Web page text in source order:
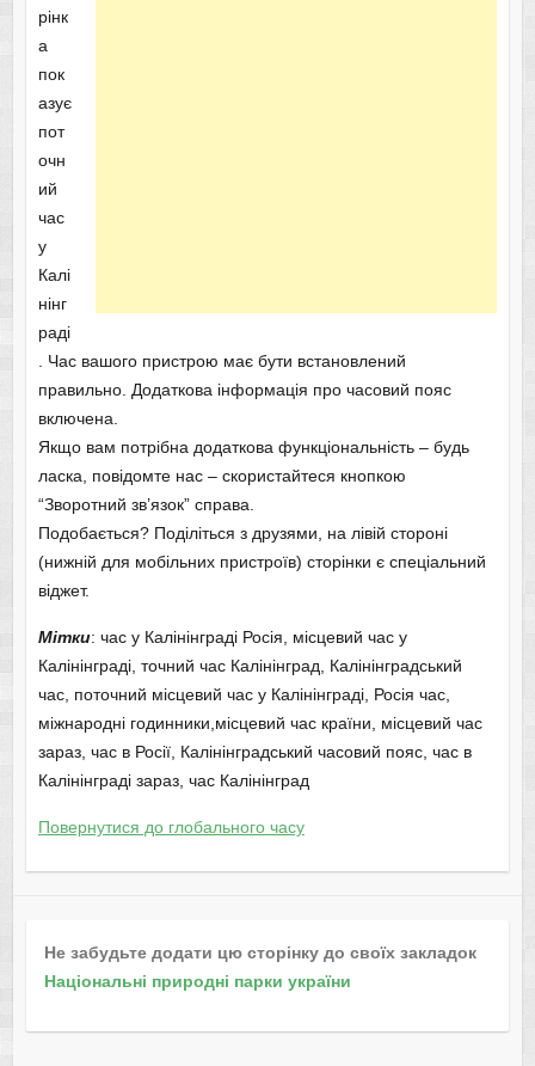
рінк
а
пок
азує
пот
очн
ий
час
у
Калі
нінг
раді
. Час вашого пристрою має бути встановлений
правильно. Додаткова інформація про часовий пояс
включена.
Якщо вам потрібна додаткова функціональність – будь
ласка, повідомте нас – скористайтеся кнопкою
“Зворотний зв’язок” справа.
Подобається? Поділіться з друзями, на лівій стороні
(нижній для мобільних пристроїв) сторінки є спеціальний
віджет.
Мітки: час у Калінінграді Росія, місцевий час у
Калінінграді, точний час Калінінград, Калінінградський
час, поточний місцевий час у Калінінграді, Росія час,
міжнародні годинники,місцевий час країни, місцевий час
зараз, час в Росії, Калінінградський часовий пояс, час в
Калінінграді зараз, час Калінінград
Повернутися до глобального часу
Не забудьте додати цю сторінку до своїх закладок
Національні природні парки україни